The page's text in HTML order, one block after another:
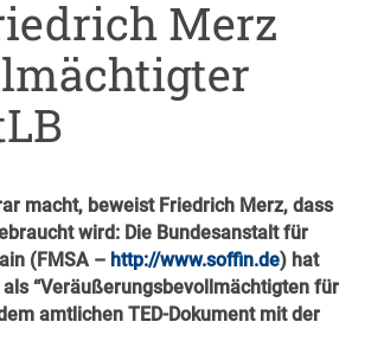
Merz
macht, beweist Friedrich Merz, dass
wird: Die Bundesanstalt für
(FMSA – http://www.soffin.de) hat
als “Veräußerungsbevollmächtigten für
amtlichen TED-Dokument mit der